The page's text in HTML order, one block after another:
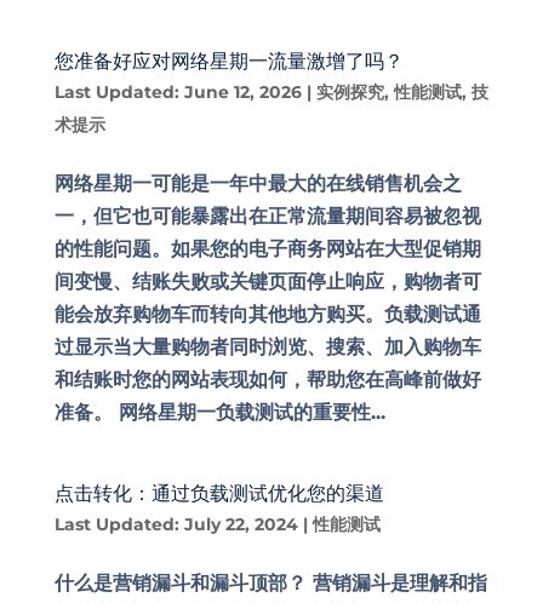
您准备好应对网络星期一流量激增了吗？
Last Updated: June 12, 2026| 实例探究,性能测试, 技
术提示
网络星期一可能是一年中最大的在线销售机会之
一，但它也可能暴露出在正常流量期间容易被忽视
的性能问题。如果您的电子商务网站在大型促销期
间变慢、结账失败或关键页面停止响应，购物者可
能会放弃购物车而转向其他地方购买。负载测试通
过显示当大量购物者同时浏览、搜索、加入购物车
和结账时您的网站表现如何，帮助您在高峰前做好
准备。 网络星期一负载测试的重要性...
点击转化：通过负载测试优化您的渠道
Last Updated: July 22, 2024|性能测试
什么是营销漏斗和漏斗顶部？ 营销漏斗是理解和指